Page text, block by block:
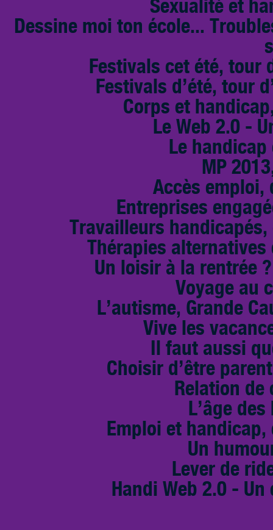
Sexualité et
Dessine moi ton école...
Festivals cet été, tour
Festivals d’été, tour
Corps et
Le Web 2.0 -
Le
MP
Accès
Entreprises
Travailleurs
Thérapies
Un loisir à la rentrée
Voyage au
L’autisme, Grande
Vive les
Il faut aussi
Choisir d’être
Relation de
L’âge
Emploi et
Un
Lever de
Handi Web 2.0 -